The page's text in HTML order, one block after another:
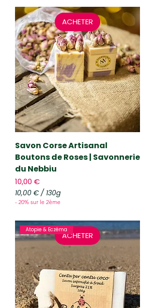
,
0
0
€
p
a
r
1
0
0
G
r
a
m
m
s
ACHETER
Savon Corse Artisanal
Boutons de Roses | Savonnerie
du Nebbiu
Prix
10,00 €
10,00 € / 130g
1
0
a
r
1
3
0
- 20% sur le 2ème
ACHETER
Atopie & Eczéma